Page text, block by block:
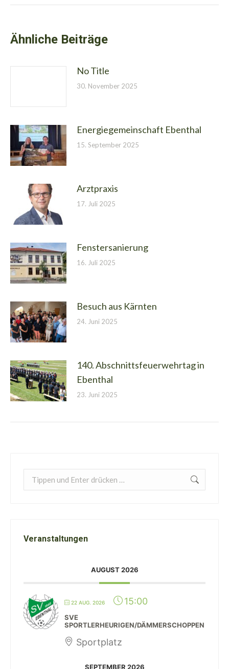
Ähnliche Beiträge
No Title
30. November 2025
Energiegemeinschaft Ebenthal
15. September 2025
Arztpraxis
17. Juli 2025
Fenstersanierung
16. Juli 2025
Besuch aus Kärnten
24. Juni 2025
140. Abschnittsfeuerwehrtag in
Ebenthal
23. Juni 2025
Search:
Veranstaltungen
AUGUST 2026
22 AUG. 2026 15:00
SVE
SPORTLERHEURIGEN/DÄMMERSCHOPPEN
Sportplatz
SEPTEMBER 2026